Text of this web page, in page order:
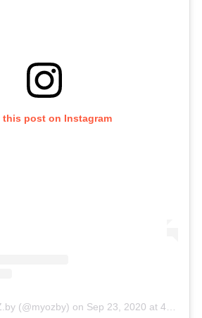
this post on Instagram
(@myozby) on Sep 23, 2020 at 4:26am PDT